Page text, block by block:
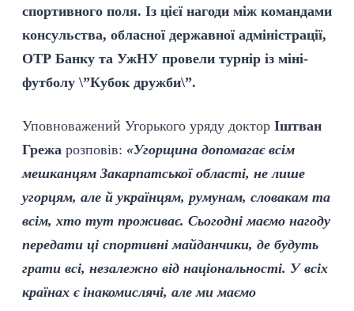
спортивного поля. Із цієї нагоди між командами
консульства, обласної державної адміністрації,
ОТР Банку та УжНУ провели турнір із міні-
футболу \”Кубок дружби\”.
Уповноважений Угорького уряду доктор Іштван
Грежа розповів: «Угорщина допомагає всім
мешканцям Закарпатської області, не лише
угорцям, але й українцям, румунам, словакам та
всім, хто тут проживає. Сьогодні маємо нагоду
передати ці спортивні майданчики, де будуть
грати всі, незалежно від національності. У всіх
країнах є інакомислячі, але ми маємо